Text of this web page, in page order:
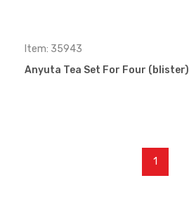
Item: 35943
Anyuta Tea Set For Four (blister)
1